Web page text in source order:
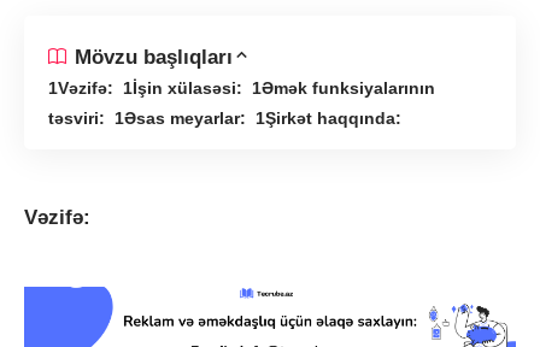
Mövzu başlıqları
Vəzifə: İşin xülasəsi:
Əmək funksiyalarının
təsviri:
Əsas meyarlar: Şirkət haqqında:
Vəzifə: